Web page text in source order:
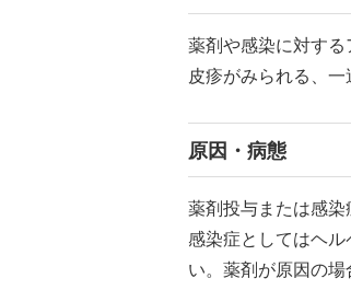
薬剤や感染に対す
皮疹がみられる、一
原因・病態
薬剤投与または感染
感染症としてはヘル
い。薬剤が原因の